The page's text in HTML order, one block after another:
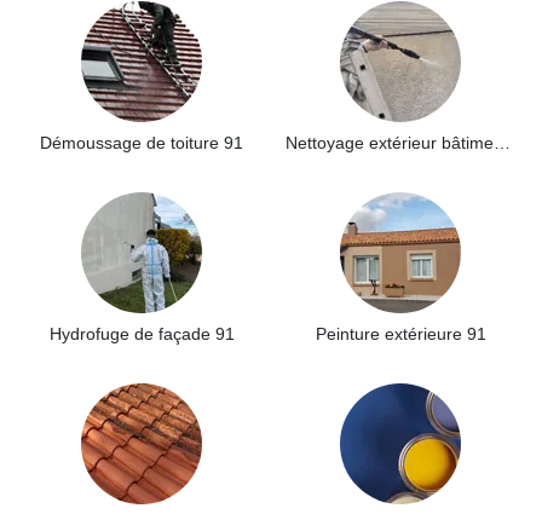
Démoussage de toiture 91
Hydrofuge de façade 91 Peinture extérieure 91